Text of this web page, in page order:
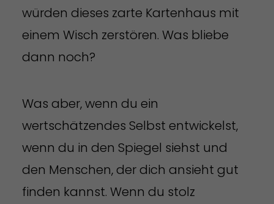
würden dieses zarte Kartenhaus mit
einem Wisch zerstören. Was bliebe
dann noch?
Was aber, wenn du ein
wertschätzendes Selbst entwickelst,
wenn du in den Spiegel siehst und
den Menschen, der dich ansieht gut
finden kannst. Wenn du stolz